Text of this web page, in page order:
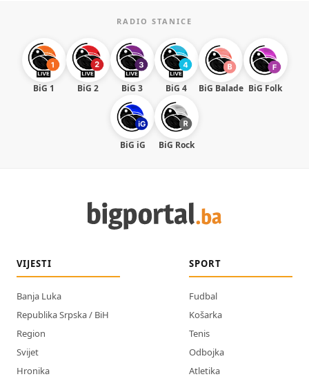
RADIO STANICE
BiG 1 BiG 2 BiG 3 BiG 4 BiG Balade BiG Folk
BiG iG BiG Rock
VIJESTI
Banja Luka
Republika Srpska / BiH
Region
Svijet
Hronika
SPORT
Fudbal
Košarka
Tenis
Odbojka
Atletika